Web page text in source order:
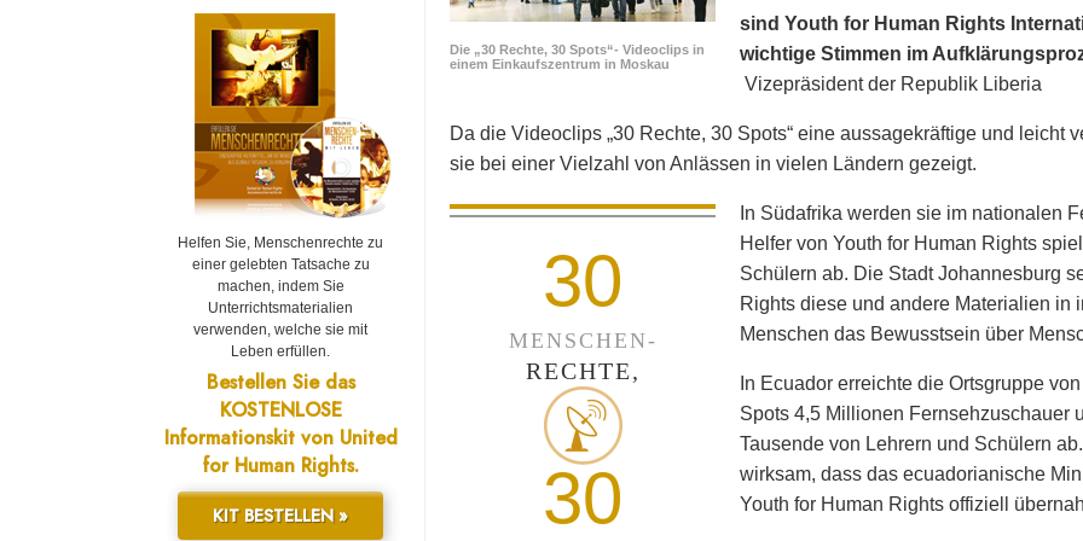
Die „30 Rechte, 30 Spots“- Videoclips in
einem Einkaufszentrum in Moskau
sind Youth for Human Rights
wichtige Stimmen im
Vizepräsident der Republik Liberia
Da die Videoclips „30 Rechte, 30 Spots“ eine aussagekräftige und leicht
sie bei einer Vielzahl von Anlässen in vielen Ländern gezeigt.
30
MENSCHEN-
RECHTE,
30
In Südafrika werden sie im nationalen
Helfer von Youth for Human Rights
Schülern ab. Die Stadt Johannesburg
Rights diese und andere Materialien in
Menschen das Bewusstsein über
In Ecuador erreichte die Ortsgruppe
Spots 4,5 Millionen Fernsehzuschauer
Tausende von Lehrern und Schülern
wirksam, dass das ecuadorianische
Youth for Human Rights offiziell
Helfen Sie, Menschenrechte zu
einer gelebten Tatsache zu
machen, indem Sie
Unterrichtsmaterialien
verwenden, welche sie mit
Leben erfüllen.
Bestellen Sie das
KOSTENLOSE
Informationskit von United
for Human Rights.
KIT BESTELLEN »